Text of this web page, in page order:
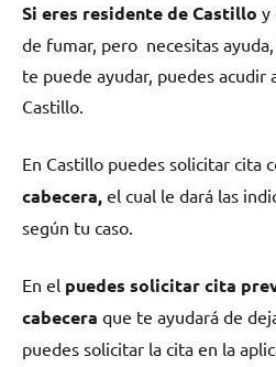
Si eres residente dе Castillo у
dе fumar, pero necesitas
te puede ayudar, puedes acudir
Castillo.
En Castillo puedes solicitar cita
cabecera, el cual le dará las
según tu caso.
En el puedes solicitar cita
cabecera quе te ayudará dе
puedes solicitar la cita en la